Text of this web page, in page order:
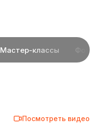
Мастер-классы
Посмотреть видео